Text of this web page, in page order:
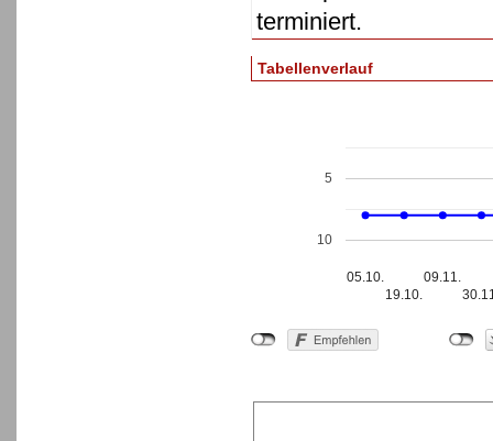
terminiert.
Tabellenverlauf
05.10.
19.10.
09.11.
5
10